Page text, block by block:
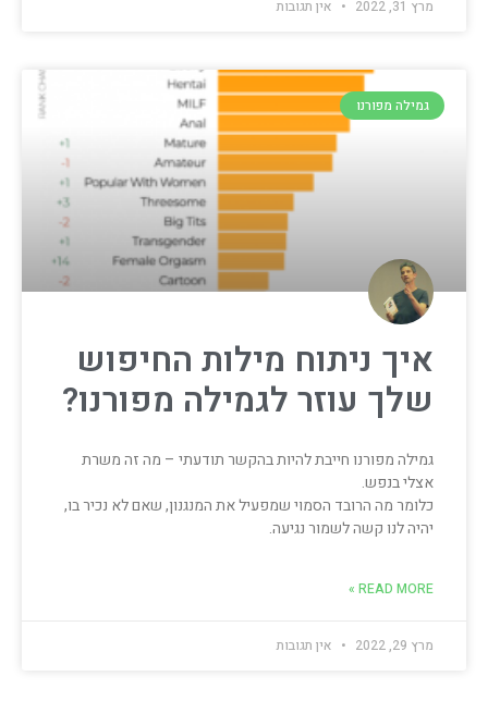
מרץ 31, 2022 אין תגובות
גמילה מפורנו
איך ניתוח מילות החיפוש
שלך עוזר לגמילה מפורנו?
גמילה מפורנו חייבת להיות בהקשר תודעתי – מה זה משרת
אצלי בנפש.
כלומר מה הרובד הסמוי שמפעיל את המנגנון, שאם לא נכיר בו,
יהיה לנו קשה לשמור נגיעה.
READ MORE »
מרץ 29, 2022 אין תגובות